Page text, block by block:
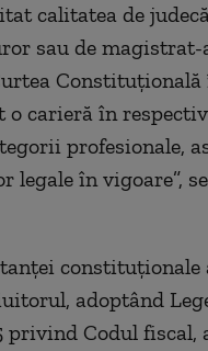
calitatea de
sau de
o carieră în
profesionale,
în vigoare”,
constituţionale
adoptând
privind Codul fiscal,